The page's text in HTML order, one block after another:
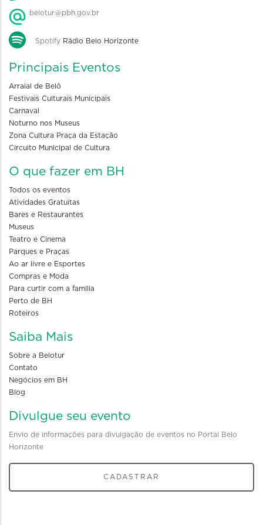
belotur@pbh.gov.br
Spotify Rádio Belo Horizonte
Principais Eventos
Arraial de Belô
Festivais Culturais Municipais
Carnaval
Noturno nos Museus
Zona Cultura Praça da Estação
Circuito Municipal de Cultura
O que fazer em BH
Todos os eventos
Atividades Gratuitas
Bares e Restaurantes
Museus
Teatro e Cinema
Parques e Praças
Ao ar livre e Esportes
Compras e Moda
Para curtir com a familia
Perto de BH
Roteiros
Saiba Mais
Sobre a Belotur
Contato
Negócios em BH
Blog
Divulgue seu evento
Envio de informações para divulgação de eventos no Portal Belo
Horizonte
CADASTRAR